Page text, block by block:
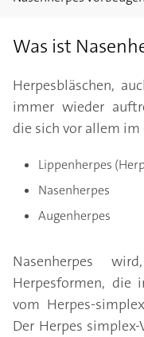
Was ist
Herpesbläschen,
immer wieder
die sich vor allem
Lippenherpes
Nasenherpes
Augenherpes
Nasenherpes
Herpesformen, die
vom Herpes-
Der Herpes